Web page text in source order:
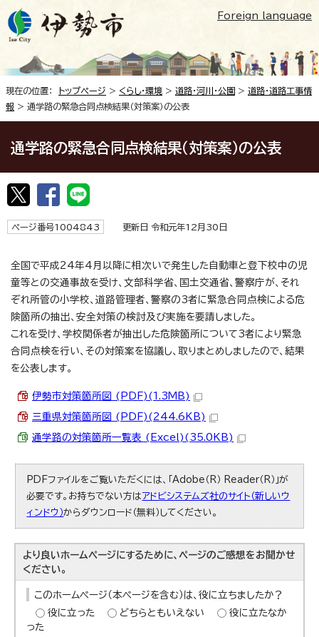
Foreign language
現在の位置： トップページ > くらし・環境 > 道路・河川・公園 > 道路・道路工事情
報 > 通学路の緊急合同点検結果（対策案）の公表
通学路の緊急合同点検結果（対策案）の公表
ページ番号1004843 更新日 令和元年12月30日
全国で平成24年4月以降に相次いで発生した自動車と登下校中の児
童等との交通事故を受け、文部科学省、国土交通省、警察庁が、それ
ぞれ所管の小学校、道路管理者、警察の3者に緊急合同点検による危
険箇所の抽出、安全対策の検討及び実施を要請しました。
これを受け、学校関係者が抽出した危険箇所について3者により緊急
合同点検を行い、その対策案を協議し、取りまとめしましたので、結果
を公表します。
伊勢市対策箇所図 (PDF)(1.3MB)
三重県対策箇所図 (PDF)(244.6KB)
通学路の対策箇所一覧表 (Excel)(35.0KB)
PDFファイルをご覧いただくには、「Adobe（R） Reader（R）」が
必要です。お持ちでない方は アドビシステムズ社のサイト（新しいウ
ィンドウ）からダウンロード（無料）してください。
より良いホームページにするために、ページのご感想をお聞かせ
ください。
このホームページ（本ページを含む）は、役に立ちましたか？
役に立った
どちらともいえない
役に立たなか
った